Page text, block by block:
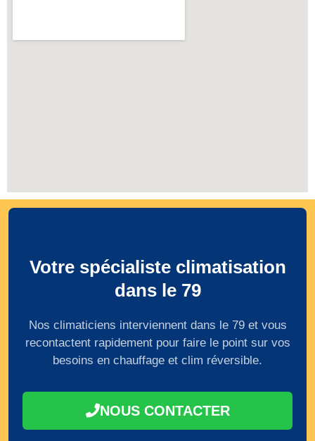
Votre spécialiste climatisation
dans le 79
Nos climaticiens interviennent dans le 79 et vous
recontactent rapidement pour faire le point sur vos
besoins en chauffage et clim réversible.
NOUS CONTACTER